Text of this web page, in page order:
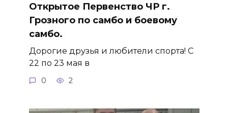
Открытое Первенство ЧР г.
Грозного по самбо и боевому
самбо.
Дорогие друзья и любители спорта! С
22 по 23 мая в
0 2